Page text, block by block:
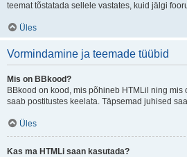
teemat tõstatada sellele vastates, kuid jälgi
Üles
Vormindamine ja teemade tüübid
Mis on BBkood?
BBkood on kood, mis põhineb HTMLil ning mis
saab postitustes keelata. Täpsemad juhised
Üles
Kas ma HTMLi saan kasutada?